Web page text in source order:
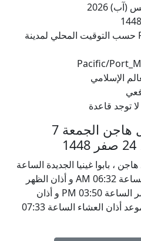
حسب التوقيت المحلي لمدينة
الإسلامي
توجد قاعدة
مواقيت الأذان في جبل هاجن الجمعة 7
، بابوا غينيا الجديدة الساعة
05:21 AM و شروق الشمس الساعة 06:32 AM و أذان الظهر
الساعة 12:29 PM و أذان العصر الساعة 03:50 PM و أذان
المغرب الساعة 06:25 PM و موعد أذان العشاء الساعة 07:33